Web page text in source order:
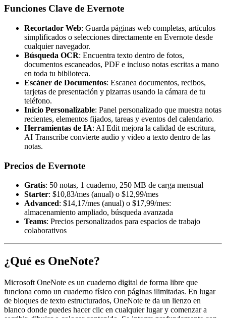
Funciones Clave de Evernote
Recortador Web: Guarda páginas web completas, artículos
simplificados o selecciones directamente en Evernote desde
cualquier navegador.
Búsqueda OCR: Encuentra texto dentro de fotos,
documentos escaneados, PDF e incluso notas escritas a mano
en toda tu biblioteca.
Escáner de Documentos: Escanea documentos, recibos,
tarjetas de presentación y pizarras usando la cámara de tu
teléfono.
Inicio Personalizable: Panel personalizado que muestra notas
recientes, elementos fijados, tareas y eventos del calendario.
Herramientas de IA: AI Edit mejora la calidad de escritura,
AI Transcribe convierte audio y video a texto dentro de las
notas.
Precios de Evernote
Gratis: 50 notas, 1 cuaderno, 250 MB de carga mensual
Starter: $10,83/mes (anual) o $12,99/mes
Advanced: $14,17/mes (anual) o $17,99/mes:
almacenamiento ampliado, búsqueda avanzada
Teams: Precios personalizados para espacios de trabajo
colaborativos
¿Qué es OneNote?
Microsoft OneNote es un cuaderno digital de forma libre que
funciona como un cuaderno físico con páginas ilimitadas. En lugar
de bloques de texto estructurados, OneNote te da un lienzo en
blanco donde puedes hacer clic en cualquier lugar y comenzar a